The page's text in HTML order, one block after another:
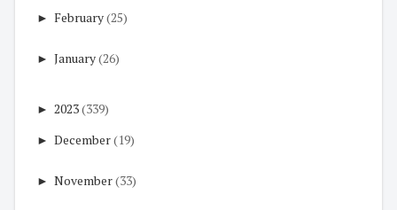
► February(25)
► January(26)
► 2023(339)
► December(19)
► November(33)